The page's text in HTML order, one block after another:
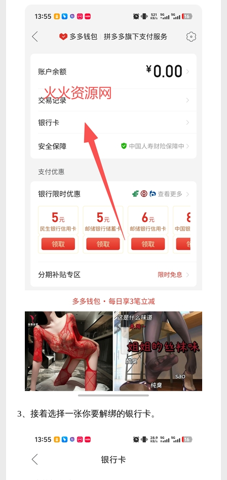
3、接着选择一张你要解绑的银行卡。